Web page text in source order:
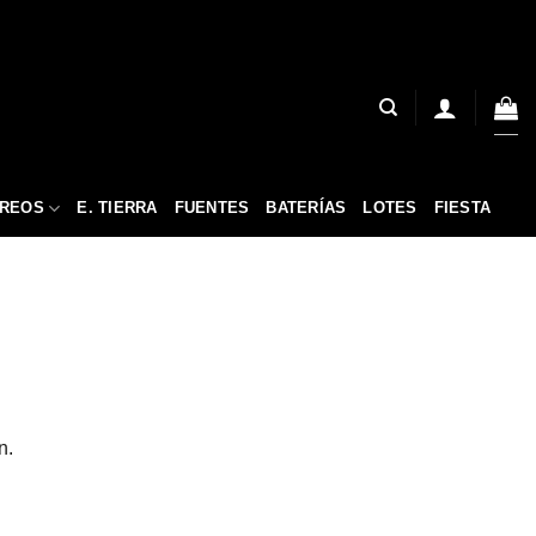
E. TIERRA FUENTES BATERÍAS LOTES FIESTA